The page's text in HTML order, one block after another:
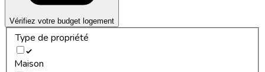
Vérifiez votre budget logement
Type de propriété
Maison